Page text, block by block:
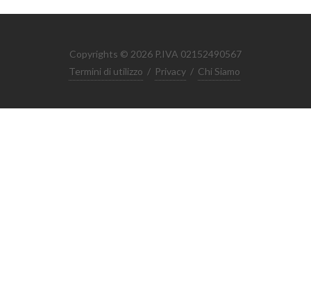
Copyrights © 2026 P.IVA 02152490567
Termini di utilizzo / Privacy / Chi Siamo